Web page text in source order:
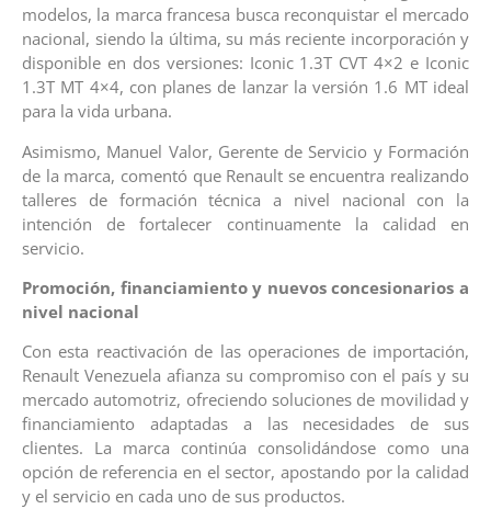
modelos, la marca francesa busca reconquistar el mercado
nacional, siendo la última, su más reciente incorporación y
disponible en dos versiones: Iconic 1.3T CVT 4×2 e Iconic
1.3T MT 4×4, con planes de lanzar la versión 1.6 MT ideal
para la vida urbana.
Asimismo, Manuel Valor, Gerente de Servicio y Formación
de la marca, comentó que Renault se encuentra realizando
talleres de formación técnica a nivel nacional con la
intención de fortalecer continuamente la calidad en
servicio.
Promoción, financiamiento y nuevos concesionarios a
nivel nacional
Con esta reactivación de las operaciones de importación,
Renault Venezuela afianza su compromiso con el país y su
mercado automotriz, ofreciendo soluciones de movilidad y
financiamiento adaptadas a las necesidades de sus
clientes. La marca continúa consolidándose como una
opción de referencia en el sector, apostando por la calidad
y el servicio en cada uno de sus productos.